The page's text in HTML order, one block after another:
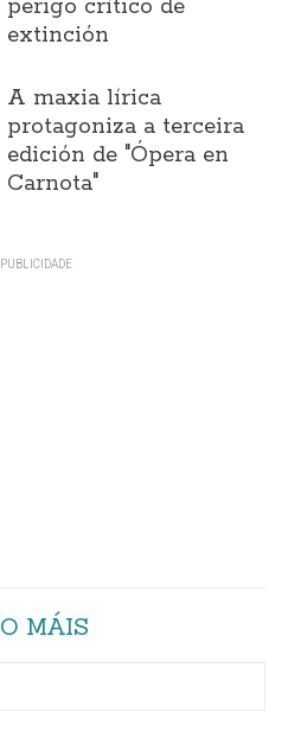
perigo crítico de
extinción
A maxia lírica
protagoniza a terceira
edición de "Ópera en
Carnota"
O MÁIS